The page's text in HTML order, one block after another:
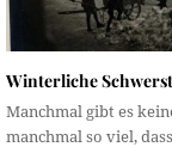
Winterliche
Manchmal gibt es
manchmal so viel,